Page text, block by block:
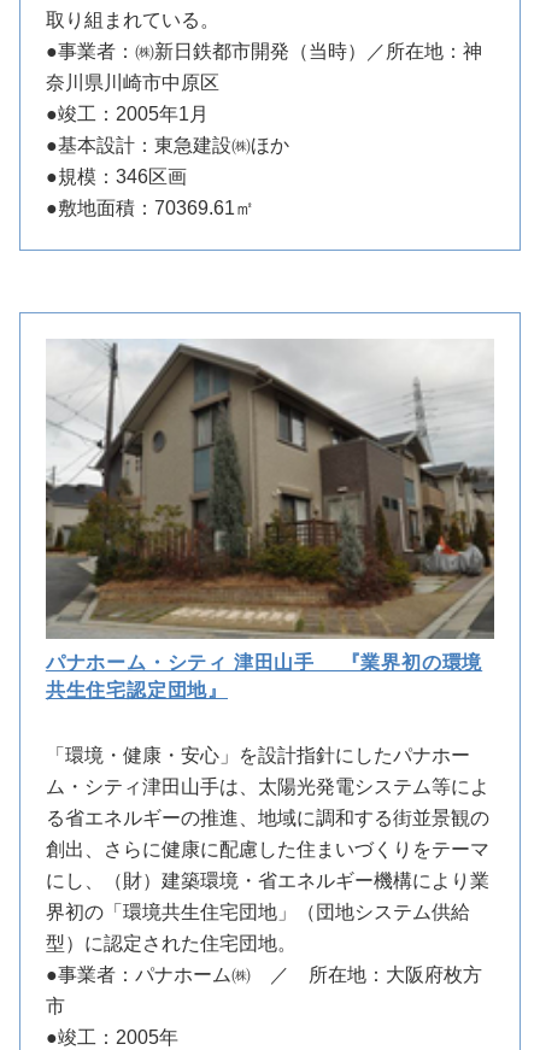
取り組まれている。
●事業者：㈱新日鉄都市開発（当時）／所在地：神
奈川県川崎市中原区
●竣工：2005年1月
●基本設計：東急建設㈱ほか
●規模：346区画
●敷地面積：70369.61㎡
パナホーム・シティ 津田山手 『業界初の環境
共生住宅認定団地』
「環境・健康・安心」を設計指針にしたパナホー
ム・シティ津田山手は、太陽光発電システム等によ
る省エネルギーの推進、地域に調和する街並景観の
創出、さらに健康に配慮した住まいづくりをテーマ
にし、（財）建築環境・省エネルギー機構により業
界初の「環境共生住宅団地」（団地システム供給
型）に認定された住宅団地。
●事業者：パナホーム㈱ ／ 所在地：大阪府枚方
市
●竣工：2005年